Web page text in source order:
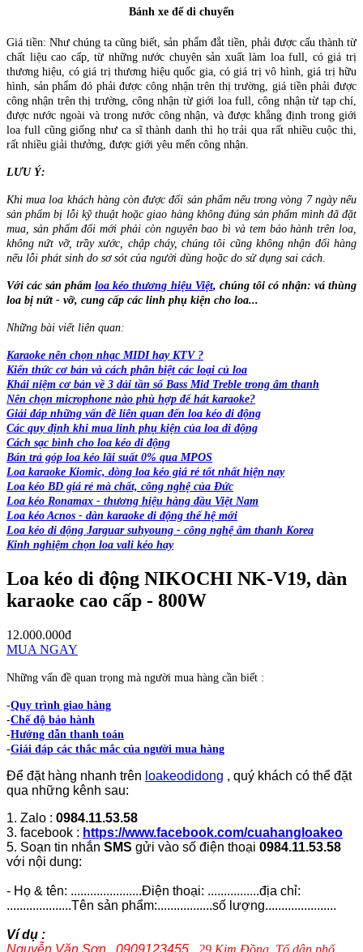
Bánh xe để di chuyển
Giá tiền: Như chúng ta cũng biết, sản phẩm đắt tiền, phải được cấu thành từ
chất liệu cao cấp, từ những nước chuyên sản xuất làm loa full, có giá trị
thương hiệu, có giá trị thương hiệu quốc gia, có giá trị vô hình, giá trị hữu
hình, sản phẩm đó phải được công nhận trên thị trường, giá tiền phải được
công nhận trên thị trường, công nhận từ giới loa full, công nhận từ tạp chí,
được nước ngoài và trong nước công nhận, và được khẳng định trong giới
loa full cũng giống như ca sĩ thành danh thì họ trải qua rất nhiều cuộc thi,
rất nhiều giải thưởng, được giới yêu mến công nhận.
LƯU Ý:
Khi mua loa khách hàng còn được đổi sản phẩm nếu trong vòng 7 ngày nếu
sản phẩm bị lỗi kỹ thuật hoặc giao hàng không đúng sản phẩm mình đã đặt
mua, sản phẩm đổi mới phải còn nguyên bao bì và tem bảo hành trên loa,
không nứt vỡ, trầy xước, chập cháy, chúng tôi cũng không nhận đổi hàng
nếu lỗi phát sinh do sơ sót của người dùng hoặc do sử dụng sai cách.
Với các sản phẩmloa kéo thương hiệu Việt, chúng tôi có nhận: vá thùng
loa bị nứt - vỡ, cung cấp các linh phụ kiện cho loa...
Những bài viết liên quan:
Karaoke nên chọn nhạc MIDI hay KTV ?
Kiến thức cơ bản và cách phân biệt các loại củ loa
Khái niệm cơ bản về 3 dải tần số Bass Mid Treble trong âm thanh
Nên chọn microphone nào phù hợp để hát karaoke?
Giải đáp những vấn đề liên quan đến loa kéo di động
Các quy định khi mua linh phụ kiện của loa di động
Cách sạc bình cho loa kéo di động
Bán trả góp loa kéo lãi suất 0% qua MPOS
Loa karaoke Kiomic, dòng loa kéo giá rẻ tốt nhất hiện nay
Loa kéo BD giá rẻ mà chất, công nghệ của Đức
Loa kéo Ronamax - thương hiệu hàng đầu Việt Nam
Loa kéo Acnos - dàn karaoke di động thế hệ mới
Loa kéo di động Jarguar suhyoung - công nghệ âm thanh Korea
Kinh nghiệm chọn loa vali kéo hay
Loa kéo di động NIKOCHI NK-V19, dàn
karaoke cao cấp - 800W
12.000.000đ
MUA NGAY
Những vấn đề quan trọng mà người mua hàng cần biết :
-Quy trình giao hàng
-Chế độ bảo hành
-Hướng dẫn thanh toán
-Giải đáp các thắc mắc của người mua hàng
Để đặt hàng nhanh trên loakeodidong , quý khách có thể đặt
qua những kênh sau:
1. Zalo : 0984.11.53.58
3. facebook : https://www.facebook.com/cuahangloakeo
5. Soạn tin nhắn SMS gửi vào số điện thoại 0984.11.53.58
với nội dung:
- Họ & tên: ......................Điện thoại: ................địa chỉ:
....................Tên sản phẩm:.................số lượng......................
Ví dụ :
Nguyễn Văn Sơn , 0909123455 , 29 Kim Đồng, Tổ dân phố